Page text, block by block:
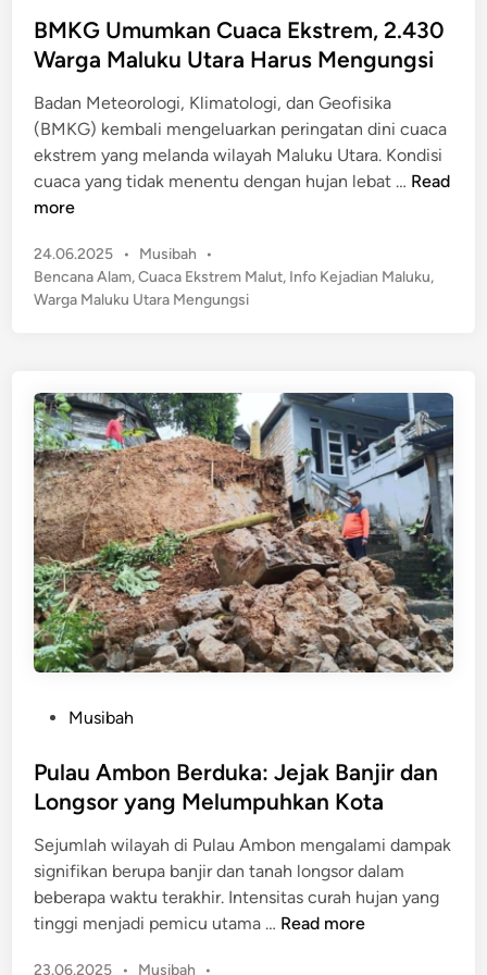
a
l
a
i
!
”
a
n
e
m
a
c
a
n
g
M
a
k
T
e
n
r
a
,
A
p
a
R
i
s
i
k
S
l
a
j
u
t
n
s
t
d
i
n
BMKG Umumkan Cuaca Ekstrem, 2.430
Warga Maluku Utara Harus Mengungsi
Badan Meteorologi, Klimatologi, dan Geofisika
(BMKG) kembali mengeluarkan peringatan dini cuaca
ekstrem yang melanda wilayah Maluku Utara. Kondisi
cuaca yang tidak menentu dengan hujan lebat … B
U
k
a
n
C
a
c
E
k
s
t
,
0
Read
more
24.06.2025 •
P
o
s
i
n
Musibah
•
Bencana Alam,Cuaca Ekstrem Malut, Info Kejadian Maluku,
Warga Maluku Utara Mengungsi
s
t
d
i
n
Musibah
Pulau Ambon Berduka: Jejak Banjir dan
Longsor yang Melumpuhkan Kota
Sejumlah wilayah di Pulau Ambon mengalami dampak
signifikan berupa banjir dan tanah longsor dalam
beberapa waktu terakhir. Intensitas curah hujan yang
tinggi menjadi pemicu utama … P
Read more
23.06.2025 • P
Musibah •